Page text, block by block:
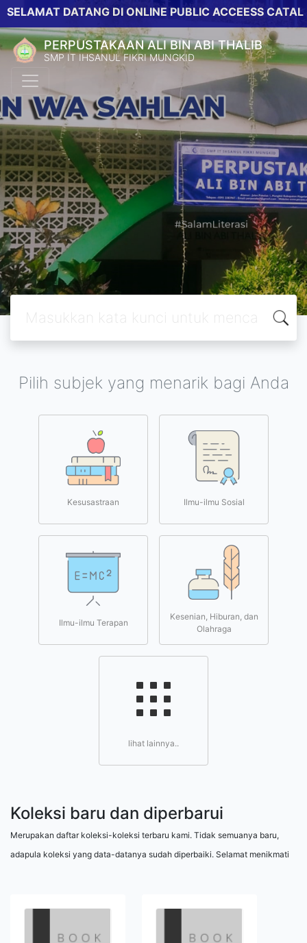
DATANG DI ONLINE PUBLIC ACCEESS CATALOG
PERPUSTAKAAN ALI BIN ABI THALIB
SMP IT IHSANUL FIKRI MUNGKID
Pilih subjek yang menarik bagi Anda
Kesusastraan Ilmu-ilmu Sosial
Ilmu-ilmu Terapan
Kesenian, Hiburan, dan
Olahraga
lihat lainnya..
Koleksi baru dan diperbarui
Merupakan daftar koleksi-koleksi terbaru kami. Tidak semuanya baru,
adapula koleksi yang data-datanya sudah diperbaiki. Selamat menikmati